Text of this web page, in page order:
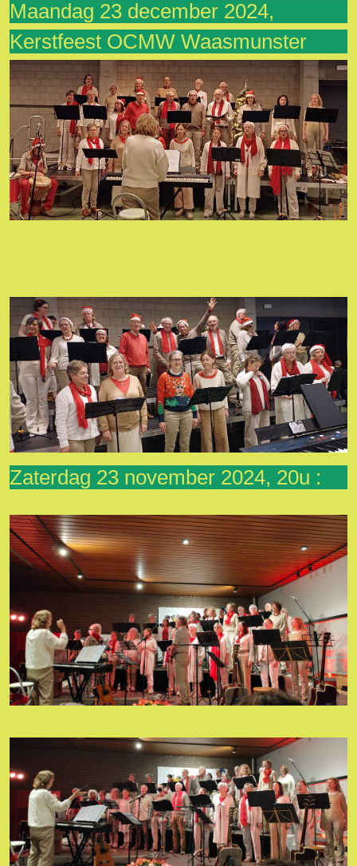
Maandag 23 december 2024,
Kerstfeest OCMW Waasmunster
Zaterdag 23 november 2024, 20u :